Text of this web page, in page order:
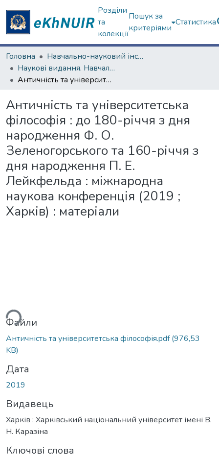
Розділи
та
колекції
Пошук за
критеріями
Статистика
Головна
Навчально-науковий інститут філософії, культурології, політології
Наукові видання. Навчально-науковий інститут філософії, культурології, політології
Античність та університетська філософія : до 180-річчя з дня народження Ф. О. Зеленогорського та 160-річчя з дня народження П. Е. Лейкфельда : міжнародна наукова конференція (2019 ; Харків) : матеріали
Античність та університетська
філософія : до 180-річчя з дня
народження Ф. О.
Зеленогорського та 160-річчя з
дня народження П. Е.
Лейкфельда : міжнародна
наукова конференція (2019 ;
Харків) : матеріали
Файли
Античність та університетська філософія.pdf(976,53
KB)
Дата
2019
Видавець
Харків : Харківський національний університет імені В.
Н. Каразіна
Ключові слова